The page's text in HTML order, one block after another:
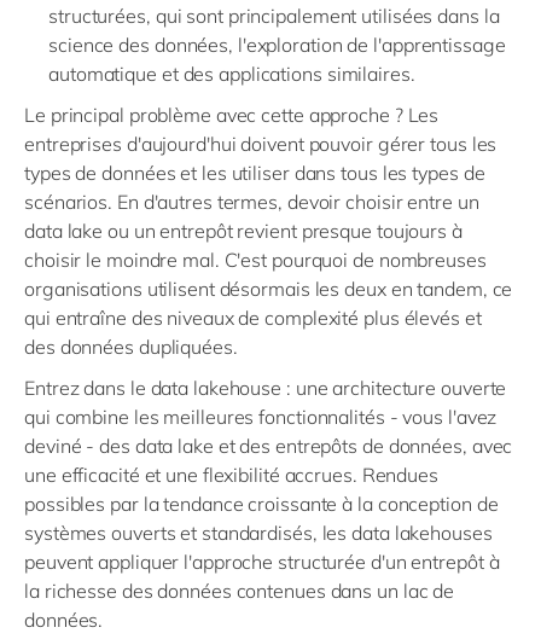
structurées, qui sont principalement utilisées dans la
science des données, l'exploration de l'apprentissage
automatique et des applications similaires.
Le principal problème avec cette approche ? Les
entreprises d'aujourd'hui doivent pouvoir gérer tous les
types de données et les utiliser dans tous les types de
scénarios. En d'autres termes, devoir choisir entre un
data lake ou un entrepôt revient presque toujours à
choisir le moindre mal. C'est pourquoi de nombreuses
organisations utilisent désormais les deux en tandem, ce
qui entraîne des niveaux de complexité plus élevés et
des données dupliquées.
Entrez dans le data lakehouse : une architecture ouverte
qui combine les meilleures fonctionnalités - vous l'avez
deviné - des data lake et des entrepôts de données, avec
une efficacité et une flexibilité accrues. Rendues
possibles par la tendance croissante à la conception de
systèmes ouverts et standardisés, les data lakehouses
peuvent appliquer l'approche structurée d'un entrepôt à
la richesse des données contenues dans un lac de
données.